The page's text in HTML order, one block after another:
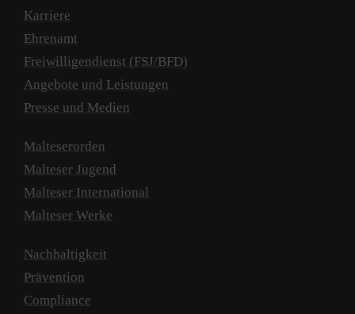
Karriere
Ehrenamt
Freiwilligendienst (FSJ/BFD)
Angebote und Leistungen
Presse und Medien
Malteserorden
Malteser Jugend
Malteser International
Malteser Werke
Nachhaltigkeit
Prävention
Compliance